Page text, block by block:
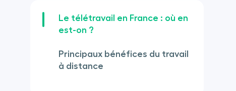
Le télétravail en France : où en
est-on ?
Principaux bénéfices du travail
à distance